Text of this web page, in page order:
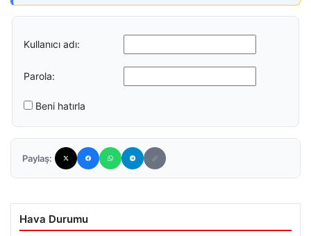
Kullanıcı adı:
Parola:
Beni hatırla
Paylaş:
Hava Durumu